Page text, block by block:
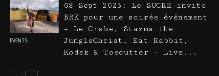
EVENTS
08 Sept 2023: Le SUCRE invite
BRK pour une soirée événement
– Le Crabe, Stazma the
JungleChrist, Eat Rabbit,
Kodek & Toecutter – Live...